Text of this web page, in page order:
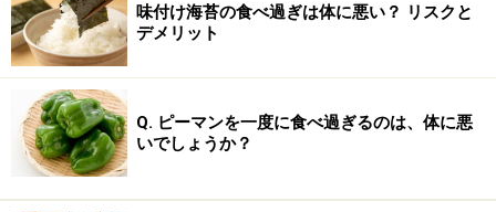
味付け海苔の食べ過ぎは体に悪い？ リスクと
デメリット
Q. ピーマンを一度に食べ過ぎるのは、体に悪
いでしょうか？